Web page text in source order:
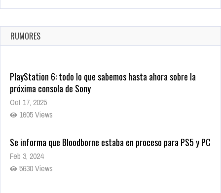
La configuración de Call of Duty 2021 aparentemente ya fue
Ago 8, 2021
10004 Views
RUMORES
PlayStation 6: todo lo que sabemos hasta ahora sobre la
próxima consola de Sony
Oct 17, 2025
1605 Views
Se informa que Bloodborne estaba en proceso para PS5 y PC
Feb 3, 2024
5630 Views